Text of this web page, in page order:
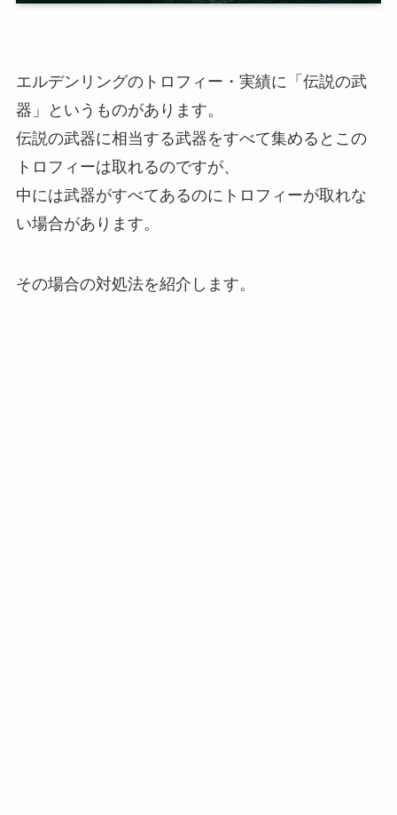
エルデンリングのトロフィー・実績に「伝説の武
器」というものがあります。
伝説の武器に相当する武器をすべて集めるとこの
トロフィーは取れるのですが、
中には武器がすべてあるのにトロフィーが取れな
い場合があります。
その場合の対処法を紹介します。